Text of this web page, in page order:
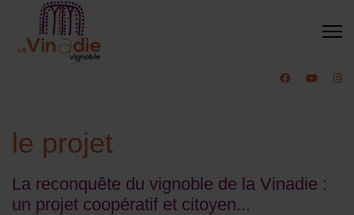
le projet
La reconquête du vignoble de la Vinadie :
un projet coopératif et citoyen...